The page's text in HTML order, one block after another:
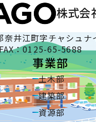
株式会
井江町字チャシュ
：0125-65-5688
事業部
土木部
建築部
資源部